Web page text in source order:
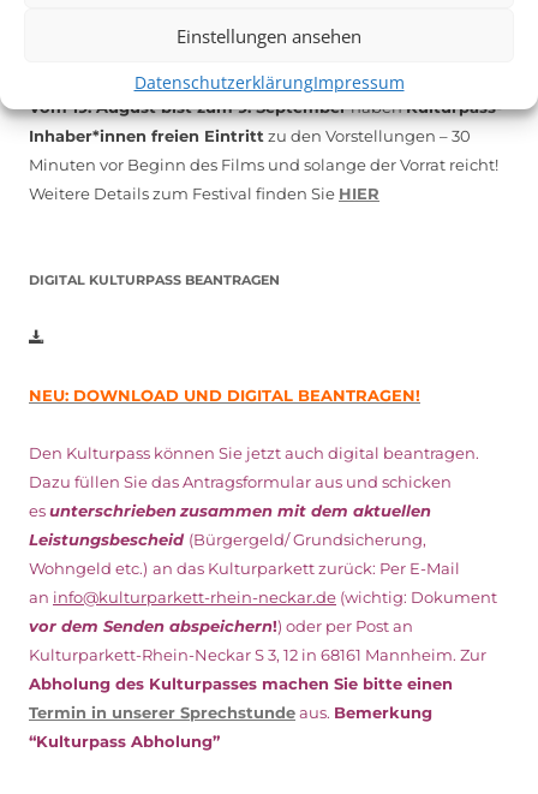
Einstellungen ansehen
DatenschutzerklärungImpressum
Auch dieses Jahr findet wieder dasFestival des deutschen
in Ludwigshafen statt.
Vom 19. August bist zum 9. SeptemberhabenKulturpass-
Inhaber*innen freien Eintritt zu den Vorstellungen – 30
Minuten vor Beginn des Films und solange der Vorrat reicht!
Weitere Details zum Festival finden Sie HIER
DIGITAL KULTURPASS BEANTRAGEN
NEU: DOWNLOAD UND DIGITAL BEANTRAGEN!
Den Kulturpass können Sie jetzt auch digital beantragen.
Dazu füllen Sie das Antragsformular aus und schicken
esunterschriebenzusammen mit dem aktuellen
Leistungsbescheid (Bürgergeld/ Grundsicherung,
Wohngeld etc.) an das Kulturparkett zurück: Per E-Mail
an info@kulturparkett-rhein-neckar.de (wichtig: Dokument
vor dem Senden abspeichern!) oder per Post an
Kulturparkett-Rhein-Neckar S 3, 12 in 68161 Mannheim. Zur
Abholung des Kulturpasses machen Sie bitte einen
Termin in unserer Sprechstundeaus. Bemerkung
“Kulturpass Abholung”